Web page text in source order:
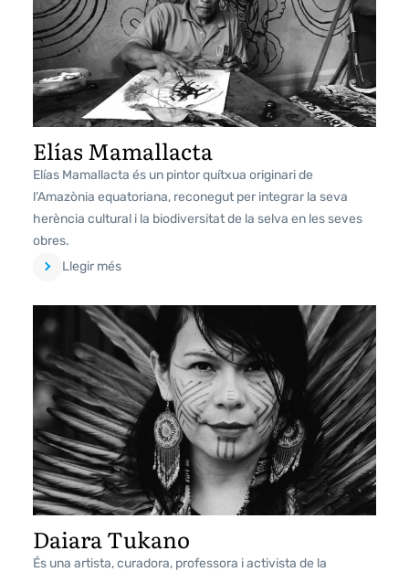
Elías Mamallacta
Elías Mamallacta és un pintor quítxua originari de
l’Amazònia equatoriana, reconegut per integrar la seva
herència cultural i la biodiversitat de la selva en les seves
obres.
Llegir més
Daiara Tukano
És una artista, curadora, professora i activista de la